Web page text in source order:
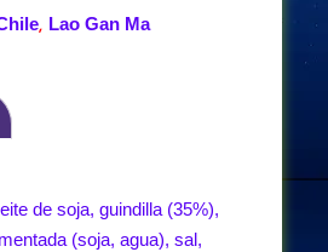
, Lao Gan Ma
de soja, guindilla (35%),
(soja, agua), sal,